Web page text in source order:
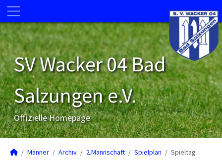
SV Wacker 04 Bad
Salzungen e.V.
Offizielle Homepage
Männer Archiv 2.Mannschaft Spielplan Spieltag